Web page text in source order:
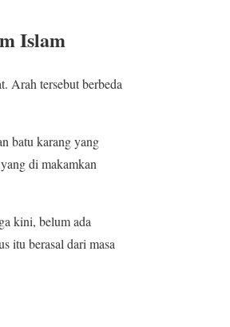
Islam
Arah tersebut berbeda
batu karang yang
di makamkan
kini, belum ada
itu berasal dari masa